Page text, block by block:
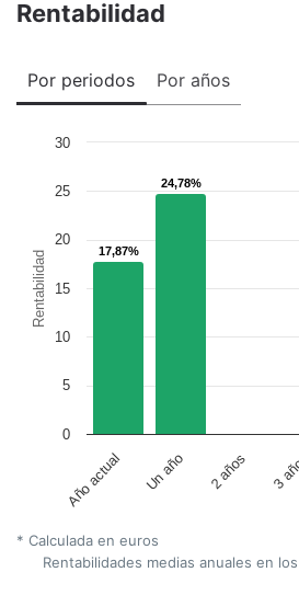
Rentabilidad
Por periodos Por años
Rentabilidad 17,87%
17,87%
24,78%
24,78%
Año actual Un año 2 años 3
0
5
10
15
20
25
30
* Calculada en euros
Rentabilidades medias anuales en